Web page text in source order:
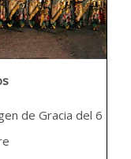
de Gracia del 6